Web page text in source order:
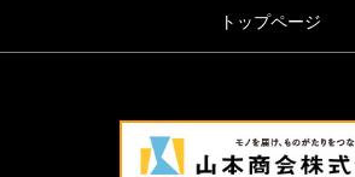
トップページ